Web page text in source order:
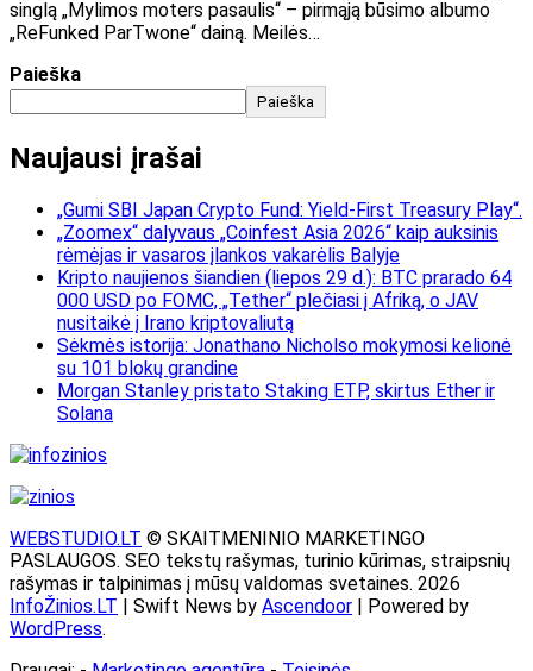
singlą „Mylimos moters pasaulis“ – pirmąją būsimo albumo
„ReFunked ParTwone“ dainą. Meilės…
Paieška
Paieška
Naujausi įrašai
„Gumi SBI Japan Crypto Fund: Yield-First Treasury Play“.
„Zoomex“ dalyvaus „Coinfest Asia 2026“ kaip auksinis
rėmėjas ir vasaros įlankos vakarėlis Balyje
Kripto naujienos šiandien (liepos 29 d.): BTC prarado 64
000 USD po FOMC, „Tether“ plečiasi į Afriką, o JAV
nusitaikė į Irano kriptovaliutą
Sėkmės istorija: Jonathano Nicholso mokymosi kelionė
su 101 blokų grandine
Morgan Stanley pristato Staking ETP, skirtus Ether ir
Solana
WEBSTUDIO.LT © SKAITMENINIO MARKETINGO
PASLAUGOS. SEO tekstų rašymas, turinio kūrimas, straipsnių
rašymas ir talpinimas į mūsų valdomas svetaines. 2026
InfoŽinios.LT | Swift News by Ascendoor | Powered by
WordPress.